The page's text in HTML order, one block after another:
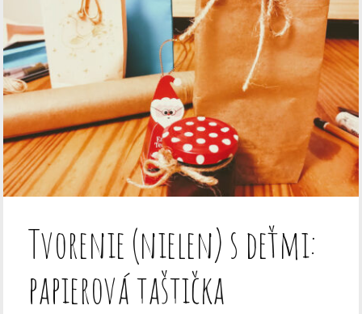
Tvorenie (nielen) s deťmi:
papierová taštička